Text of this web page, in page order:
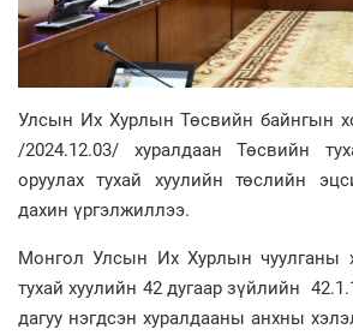
Улсын Их Хурлын Төсвийн байнгын
/2024.12.03/ хуралдаан Төсвийн
оруулах тухай хуулийн төслийн
дахин үргэлжиллээ.
Монгол Улсын Их Хурлын чуулганы
тухай хуулийн 42 дугаар зүйлийн
дагуу нэгдсэн хуралдааны анхны